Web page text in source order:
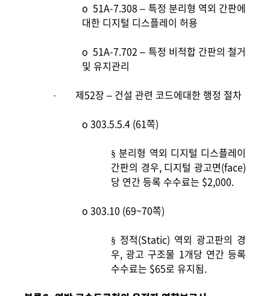
o 51A-7.308 – 특정 분리형 역외 간판에
대한 디지털 디스플레이 허용
o 51A-7.702 – 특정 비적합 간판의 철거
및 유지관리
·
제52장 – 건설 관련 코드에대한 행정 절차
o 303.5.5.4 (61쪽)
§ 분리형 역외 디지털 디스플레이
간판의 경우, 디지털 광고면(face)
당 연간 등록 수수료는 $2,000.
o 303.10 (69~70쪽)
§ 정적(Static) 역외 광고판의 경
우, 광고 구조물 1개당 연간 등록
수수료는 $65로 유지됨.